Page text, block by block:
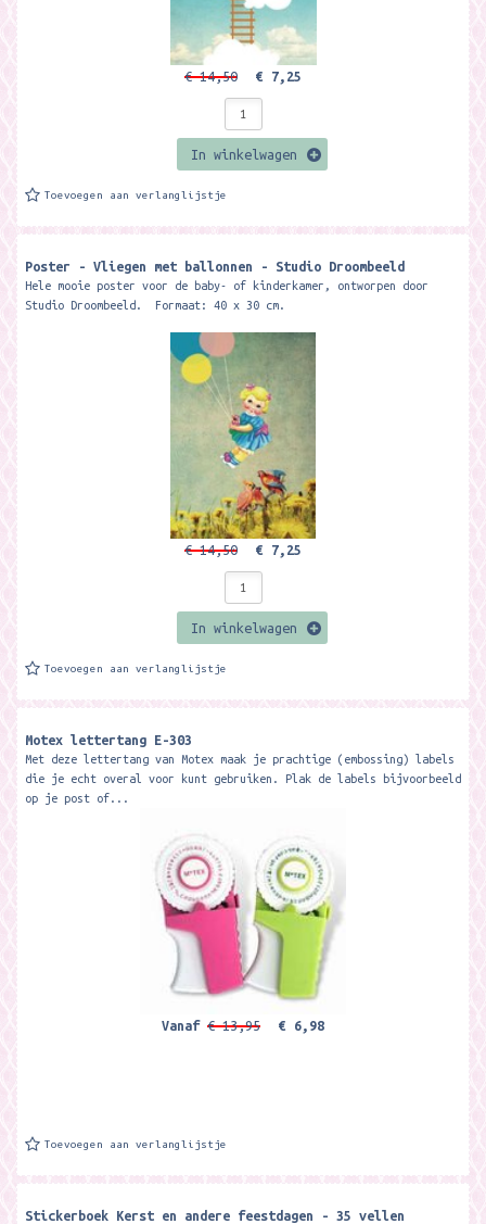
€ 14,50 € 7,25
In winkelwagen
Toevoegen aan verlanglijstje
Poster - Vliegen met ballonnen - Studio Droombeeld
Hele mooie poster voor de baby- of kinderkamer, ontworpen door
Studio Droombeeld. Formaat: 40 x 30 cm.
€ 14,50 € 7,25
In winkelwagen
Toevoegen aan verlanglijstje
Motex lettertang E-303
Met deze lettertang van Motex maak je prachtige (embossing) labels
die je echt overal voor kunt gebruiken. Plak de labels bijvoorbeeld
op je post of...
Vanaf € 13,95 € 6,98
Toevoegen aan verlanglijstje
Stickerboek Kerst en andere feestdagen - 35 vellen